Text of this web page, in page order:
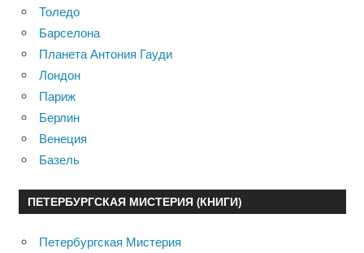
Толедо
Барселона
Планета Антония Гауди
Лондон
Париж
Берлин
Венеция
Базель
ПЕТЕРБУРГСКАЯ МИСТЕРИЯ (КНИГИ)
Петербургская Мистерия